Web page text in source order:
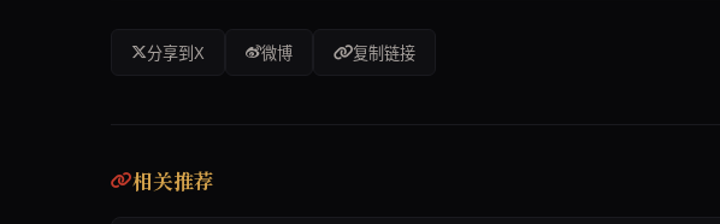
分享到X 微博 复制链接
相关推荐